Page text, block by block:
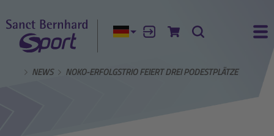
Aktuelle Sprache:
AnmeldenZum Warenkorb
Suche
NEWS NOKO-ERFOLGSTRIO FEIERT DREI PODESTPLÄTZE